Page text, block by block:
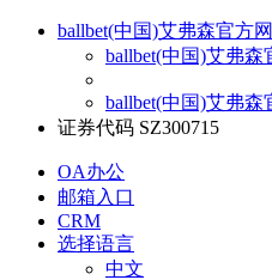
ballbet(中国)艾弗森官方
ballbet(中国)艾弗
ballbet(中国)艾弗
证券代码 SZ300715
OA办公
邮箱入口
CRM
选择语言
中文